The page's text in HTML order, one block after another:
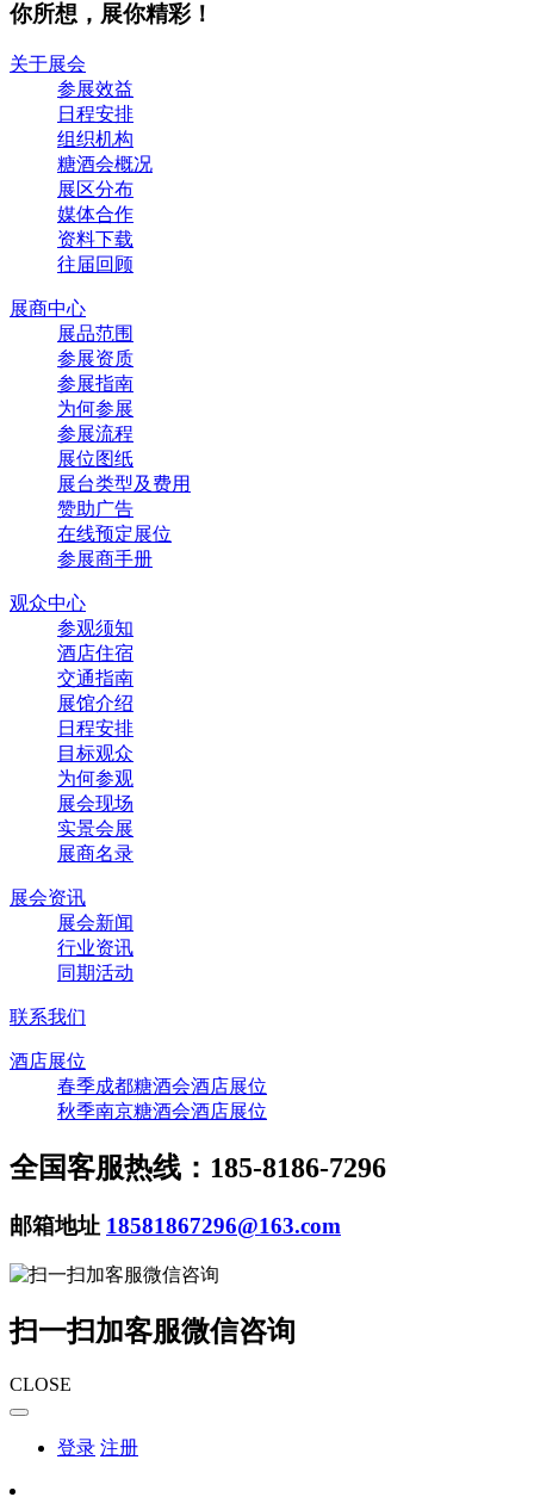
你所想，展你精彩！
关于展会
参展效益
日程安排
组织机构
糖酒会概况
展区分布
媒体合作
资料下载
往届回顾
展商中心
展品范围
参展资质
参展指南
为何参展
参展流程
展位图纸
展台类型及费用
赞助广告
在线预定展位
参展商手册
观众中心
参观须知
酒店住宿
交通指南
展馆介绍
日程安排
目标观众
为何参观
展会现场
实景会展
展商名录
展会资讯
展会新闻
行业资讯
同期活动
联系我们
酒店展位
春季成都糖酒会酒店展位
秋季南京糖酒会酒店展位
全国客服热线：185-8186-7296
邮箱地址 18581867296@163.com
扫一扫加客服微信咨询
CLOSE
登录 注册